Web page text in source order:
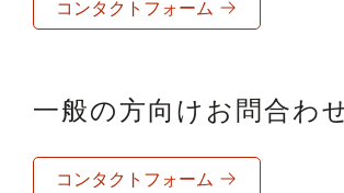
コンタクトフォーム
一般の方向けお問合わ
コンタクトフォーム